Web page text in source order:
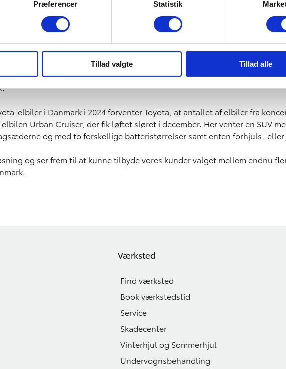
Præferencer Statistik
Tillad valgte Tillad alle
eller 45.000 km service- og reparationsaftale med på bZ4X uden
med 11 procent flere nyregistrerede biler sammenlignet med
elbiler i Danmark i 2024 forventer Toyota, at antallet af elbiler fra
Urban Cruiser, der fik løftet sløret i december. Her venter en SUV
og med to forskellige batteristørrelser samt enten forhjuls-
og ser frem til at kunne tilbyde vores kunder valget mellem endnu
Værksted
Find værksted
Book værkstedstid
Service
Skadecenter
Vinterhjul og Sommerhjul
Undervognsbehandling